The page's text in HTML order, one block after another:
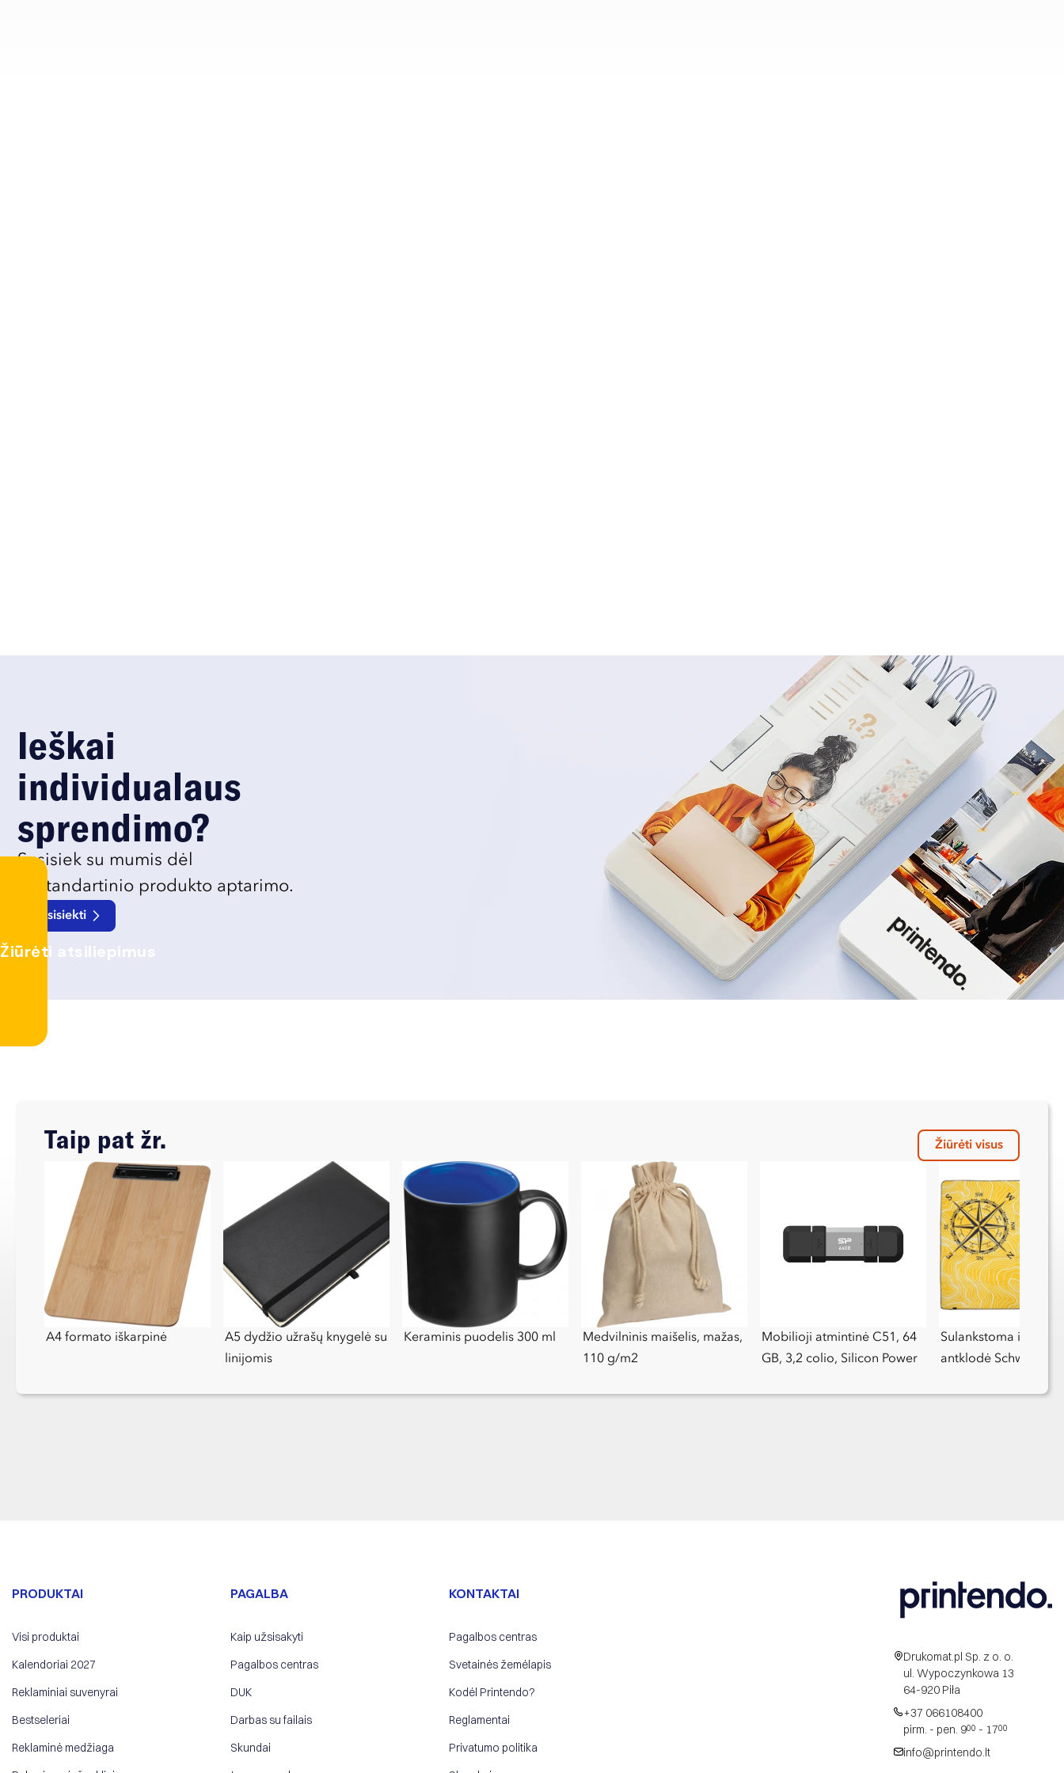
Žiūrėti atsiliepimus
Ieškai
individualaus
sprendimo?
Susisiek su mumis dėl
nestandartinio produkto aptarimo.
Susisiekti
Taip pat žr. Žiūrėti visus
A4 formato iškarpinė
A5 dydžio užrašų knygelė su
linijomis
Keraminis puodelis 300 ml
Medvilninis maišelis, mažas,
110 g/m2
Mobilioji atmintinė C51, 64
GB, 3,2 colio, Silicon Power
Sulankstoma iškylos
antklodė
PRODUKTAI
Visi produktai
Kalendoriai 2027
Reklaminiai suvenyrai
Bestseleriai
Reklaminė medžiaga
PAGALBA
Kaip užsisakyti
Pagalbos centras
DUK
Darbas su failais
Skundai
KONTAKTAI
Pagalbos centras
Svetainės žemėlapis
Kodėl Printendo?
Reglamentai
Privatumo politika
Drukomat.pl Sp. z o. o.
ul. Wypoczynkowa 13
64-920 Piła
+37 066108400
pirm. - pen. 900 - 1700
info@printendo.lt